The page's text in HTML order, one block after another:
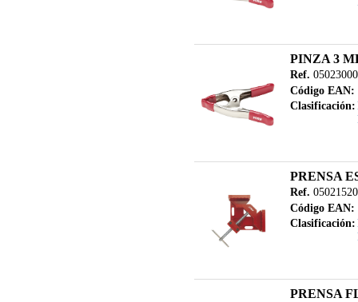
PINZA 3
Ref.
Código EAN:
Clasificación:
PRENSA
Ref.
Código EAN:
Clasificación:
PRENSA